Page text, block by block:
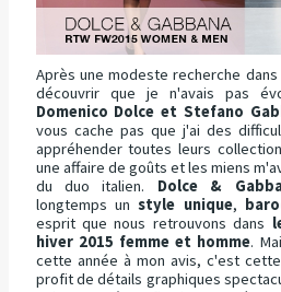
Après une modeste recherche
découvrir que je n'avais pas
Domenico Dolce et Stefano
vous cache pas que j'ai des
appréhender toutes leurs
une affaire de goûts et les miens
du duo italien. Dolce &
longtemps unstyle unique,
esprit que nous retrouvons dans
hiver 2015 femme et homme.
cette année à mon avis, c'est
profit de détails graphiques